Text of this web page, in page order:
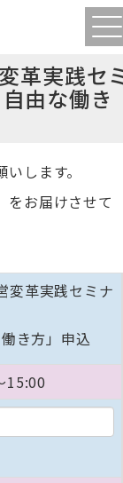
革実践セ
由な働き
します。
をお届けさせて
革実践セミナ
き方」申込
15:00